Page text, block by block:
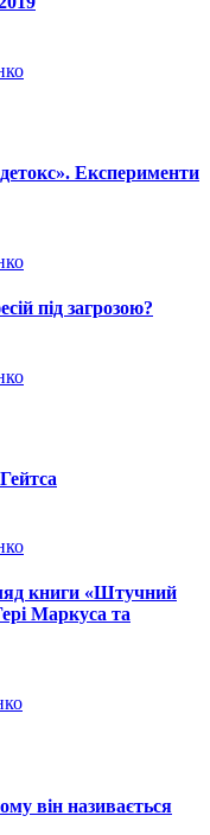
Експерименти
під загрозою?
книги «Штучний
Маркуса та
він називається